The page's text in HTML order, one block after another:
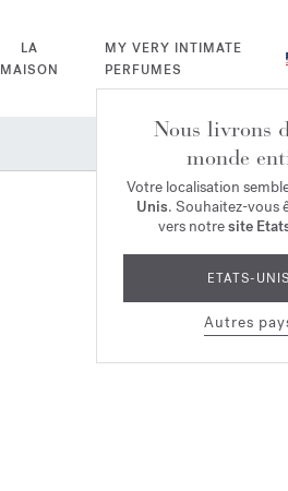
LA
MAISON
MY VERY INTIMATE
PERFUMES
Nous livrons
monde
Votre localisation
Unis. Souhaitez-vous
vers notresite
ETATS-UNIS
Autres